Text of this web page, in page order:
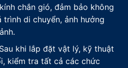
chắn gió, đảm bảo không
di chuyển, ảnh hưởng
Sau khi lắp đặt vật lý, kỹ thuật
kiểm tra tất cả các chức